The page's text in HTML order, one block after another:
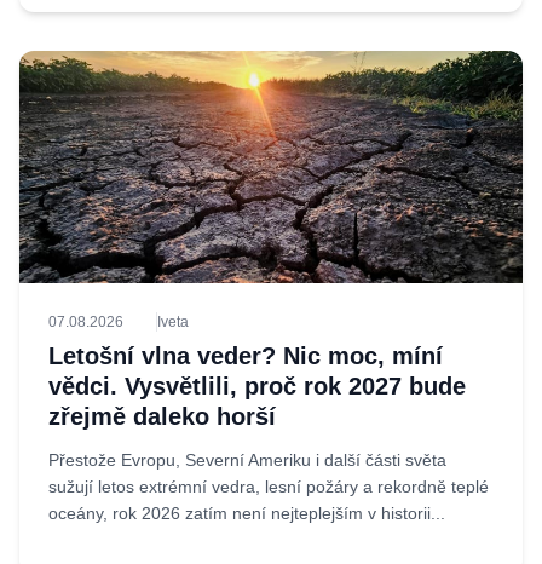
07.08.2026 Iveta
Letošní vlna veder? Nic moc, míní
vědci. Vysvětlili, proč rok 2027 bude
zřejmě daleko horší
Přestože Evropu, Severní Ameriku i další části světa
sužují letos extrémní vedra, lesní požáry a rekordně teplé
oceány, rok 2026 zatím není nejteplejším v historii...